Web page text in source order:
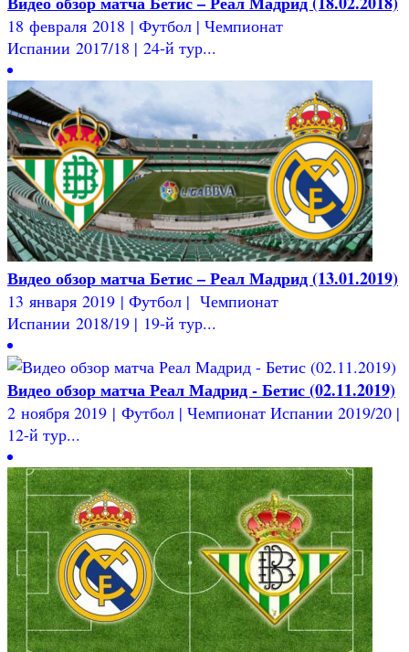
18 февраля 2018 | Футбол | Чемпионат
Испании 2017/18 | 24-й тур...
Видео обзор матча Бетис – Реал Мадрид (13.01.2019)
13 января 2019 | Футбол | Чемпионат
Испании 2018/19 | 19-й тур...
Видео обзор матча Реал Мадрид - Бетис (02.11.2019)
2 ноября 2019 | Футбол | Чемпионат Испании 2019/20 |
12-й тур...